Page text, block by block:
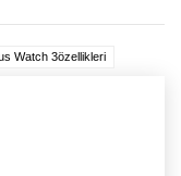
Watch 3özellikleri